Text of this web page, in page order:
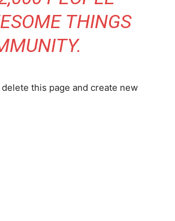
THINGS
this page and create new